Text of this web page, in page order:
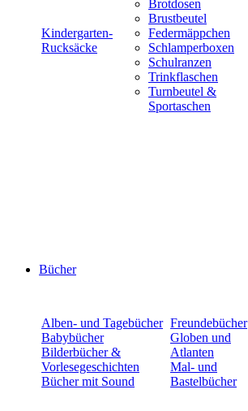
Kindergarten-
Rucksäcke
Brotdosen
Brustbeutel
Federmäppchen
Schlamperboxen
Schulranzen
Trinkflaschen
Turnbeutel &
Sportaschen
Bücher
Alben- und Tagebücher
Babybücher
Bilderbücher &
Vorlesegeschichten
Bücher mit Sound
Freundebücher
Globen und
Atlanten
Mal- und
Bastelbücher